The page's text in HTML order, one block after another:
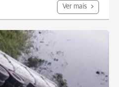
Ver mais